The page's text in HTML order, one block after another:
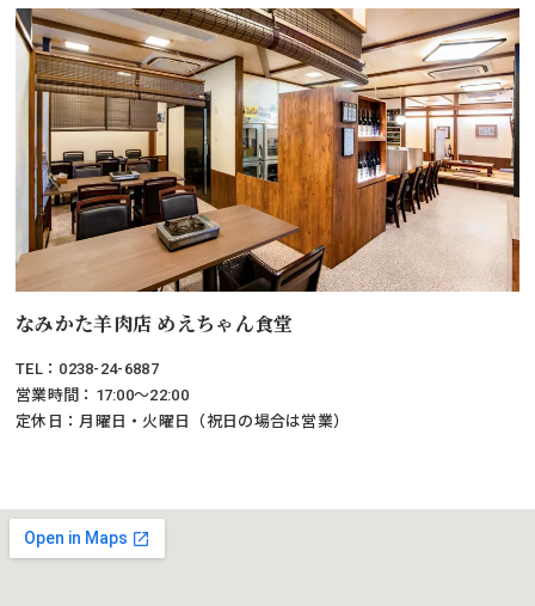
なみかた羊肉店 めえちゃん食堂
TEL：0238-24-6887
営業時間：17:00～22:00
定休日：月曜日・火曜日（祝日の場合は営業）